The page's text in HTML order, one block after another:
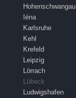
Hohenschwangau
Iéna
Karlsruhe
Kehl
Krefeld
Leipzig
Lörrach
Lübeck
Ludwigshafen